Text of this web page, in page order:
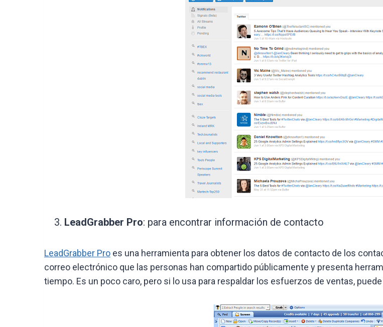
LeadGrabber Pro: para encontrar información de contacto
LeadGrabber Pro es una herramienta para obtener los datos de contacto de los
correo electrónico que las personas han compartido públicamente y presenta
tiempo. Es un poco caro, pero si lo usa para respaldar los esfuerzos de ventas,